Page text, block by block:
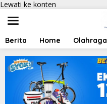
Lewati ke konten
Berita Home Olahraga